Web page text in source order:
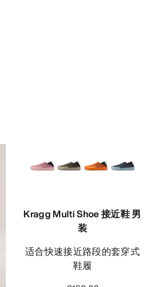
Kragg Multi Shoe 接近鞋 男
装
适合快速接近路段的套穿式
鞋履